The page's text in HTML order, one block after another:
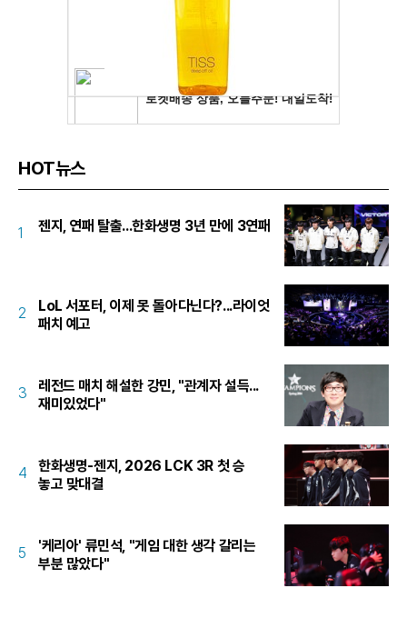
HOT뉴스
1 젠지, 연패 탈출...한화생명 3년 만에 3연패
2
LoL 서포터, 이제 못 돌아다닌다?...라이엇
패치 예고
3
레전드 매치 해설한 강민, "관계자 설득...
재미있었다"
4
한화생명-젠지, 2026 LCK 3R 첫 승
놓고 맞대결
5
'케리아' 류민석, "게임 대한 생각 갈리는
부분 많았다"